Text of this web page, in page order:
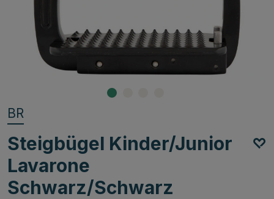
BR
Steigbügel Kinder/Junior
Lavarone
Schwarz/Schwarz